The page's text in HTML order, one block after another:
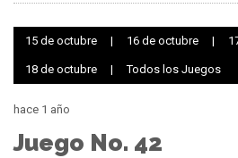
15 de octubre | 16 de octubre |
18 de octubre | Todos los Juegos
hace 1 año
Juego No. 42